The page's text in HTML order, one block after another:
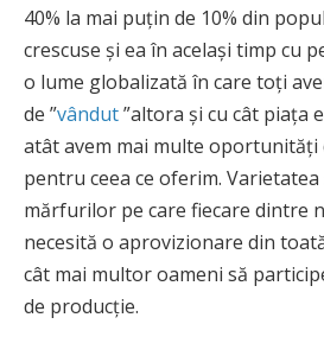
40% la mai puțin de 10% din
crescuse și ea în același timp cu
o lume globalizată în care toți
de ”vândut”altora și cu cât piața
atât avem mai multe oportunități
pentru ceea ce oferim.
mărfurilor pe care fiecare dintre
necesită o aprovizionare din
cât mai multor oameni să
de producție.